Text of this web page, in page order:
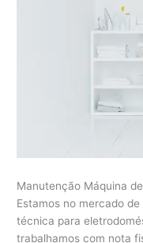
Manutenção Máquina
Estamos no mercado
técnica para
trabalhamos com nota